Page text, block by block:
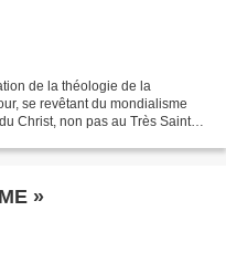
de la théologie de la
se revêtant du mondialisme
Christ, non pas au Très Saint
»